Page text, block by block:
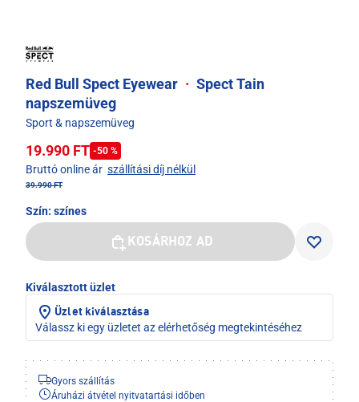
Red Bull Spect Eyewear · Spect Tain
napszemüveg
Sport & napszemüveg
19.990 FT -50 %
Bruttó online ár szállítási díj nélkül
39.990 FT
Szín: színes
KOSÁRHOZ AD
Kiválasztott üzlet
Üzlet kiválasztása
Válassz ki egy üzletet az elérhetőség megtekintéséhez
Gyors szállítás
Áruházi átvétel nyitvatartási időben